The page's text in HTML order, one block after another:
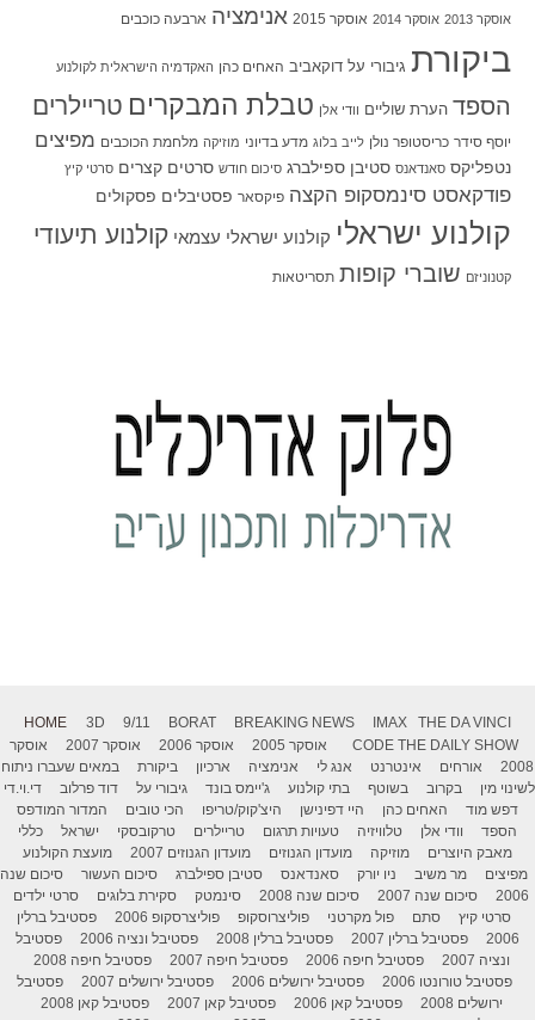
אוסקר 2013 אוסקר 2014 אוסקר 2015 אנימציה ארבעה כוכבים
ביקורת גיבורי על דוקאביב האחים כהן האקדמיה הישראלית לקולנוע
הספד הערת שוליים וודי אלן טבלת המבקרים טריילרים
יוסף סידר כריסטופר נולן לייב בלוג מדע בדיוני מוזיקה מלחמת הכוכבים מפיצים
נטפליקס סאנדאנס סטיבן ספילברג סיכום חודש סרטים קצרים סרטי קיץ
פודקאסט סינמסקופ הקצה פיקסאר פסטיבלים פסקולים
קולנוע ישראלי קולנוע ישראלי עצמאי קולנוע תיעודי
קטנוניזם שוברי קופות תסריטאות
HOME 3D 9/11 BORAT BREAKING NEWS IMAX
THE DA VINCI
CODE THE DAILY SHOW אוסקר 2005 אוסקר 2006 אוסקר 2007
אוסקר
2008
אורחים אינטרנט אנג לי אנימציה ארכיון ביקורת
במאים שעברו ניתוח
לשינוי מין
בקרוב בשוטף בתי קולנוע ג'יימס בונד גיבורי על דוד פרלוב
די.וי.די
דפש מוד
האחים כהן היי דפינישן היצ'קוק/טריפו הכי טובים
המדור המודפס
הספד
וודי אלן טלוויזיה טעויות תרגום טריילרים טרקובסקי ישראל
כללי
מאבק היוצרים
מוזיקה מועדון הגנוזים מועדון הגנוזים 2007
מועצת הקולנוע
מפיצים
מר משיב ניו יורק סאנדאנס סטיבן ספילברג סיכום העשור
סיכום שנה
2006
סיכום שנה 2007 סיכום שנה 2008 סינמטק סקירת בלוגים
סרטי ילדים
סרטי קיץ
סתם פול מקרטני פוליצרוסקופ פוליצרסקופ 2006
פסטיבל ברלין
2006
פסטיבל ברלין 2007 פסטיבל ברלין 2008 פסטיבל ונציה 2006
פסטיבל
ונציה 2007
פסטיבל חיפה 2006 פסטיבל חיפה 2007
פסטיבל חיפה 2008
פסטיבל טורונטו 2006
פסטיבל ירושלים 2006 פסטיבל ירושלים 2007
פסטיבל
ירושלים 2008
פסטיבל קאן 2006 פסטיבל קאן 2007
פסטיבל קאן 2008